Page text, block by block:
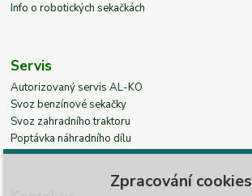
Info o robotických sekačkách
Servis
Autorizovaný servis AL-KO
Svoz benzínové sekačky
Svoz zahradního traktoru
Poptávka náhradního dílu
Zpracování cookies